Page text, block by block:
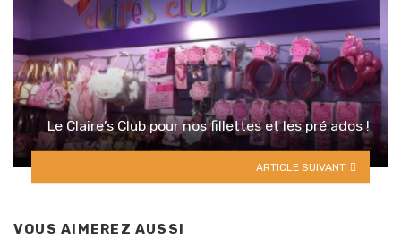
Le Claire’s Club pour nos fillettes et les pré ados !
ARTICLE SUIVANT
VOUS AIMEREZ AUSSI